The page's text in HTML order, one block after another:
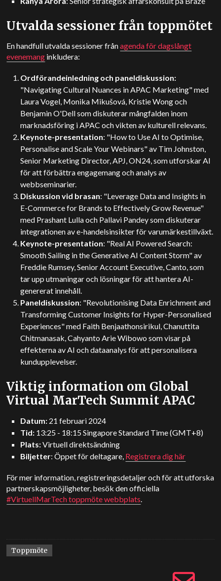
Utvalda sessioner från toppmötet
En handfull utvalda sessioner frånagenda för dagslångt
evenemang inkludera:
Ordförandeinledning och paneldiskussion:
"Navigating Cultural Nuances in APAC Marketing" med
Laura Vogel, Monika Mikušová, Kristie Wong och
Benjamin O'Dell som diskuterar mångfalden inom
marknadsföring i APAC och vikten av kulturell relevans.
Keynote-presentation: "How to Use AI to Optimise,
Personalise and Scale Your Webinars" av Tim Johnston,
Senior Marketing Director, APJ, ON24, som utforskar AI
för att förbättra engagemang och analys av
webbseminarier.
Diskussion vid brasan: "Leverage Data and Insights in
E-Commerce for Brands to Effectively Grow Revenue"
med Prashant Lulla och Pallavi Pandey som diskuterar
integrationen av e-handelsinsikter för varumärkestillväxt.
Keynote-presentation: "Real AI Powered Search:
Smooth Sailing in the Generative AI Content Storm" av
Freddie Rumsey, Senior Account Executive, Canto, som
tar upp utmaningar och lösningar för att hantera AI-
genererat innehåll.
Paneldiskussion: "Revolutionising Data Enrichment and
Transforming Customer Insights for Hyper-Personalised
Experiences" med Faith Benjaathonsirikul, Chanuttita
Chitmanasak, Cahyanto Arie Wibowo som visar på
effekterna av AI och dataanalys för att personalisera
kundupplevelser.
Viktig information om Global
Virtual MarTech Summit APAC
Datum: 21 februari 2024
Tid: 13:25 - 18:15 Singapore Standard Time (GMT+8)
Plats:Virtuell direktsändning
Biljetter: Öppet för deltagare, Registrera dig här
För mer information, registreringsdetaljer och för att utforska
partnerskapsmöjligheter, besök den officiella
#VirtuellMarTech toppmöte webbplats.
Toppmöte